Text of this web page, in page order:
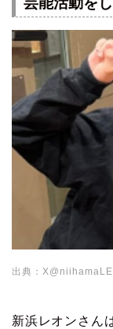
出典：
新浜レオンさん